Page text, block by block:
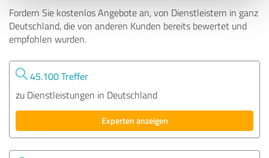
Fordern Sie kostenlos Angebote an, von Dienstleistern in ganz
Deutschland, die von anderen Kunden bereits bewertet und
empfohlen wurden.
45.100 Treffer
zu Dienstleistungen in Deutschland
Experten anzeigen